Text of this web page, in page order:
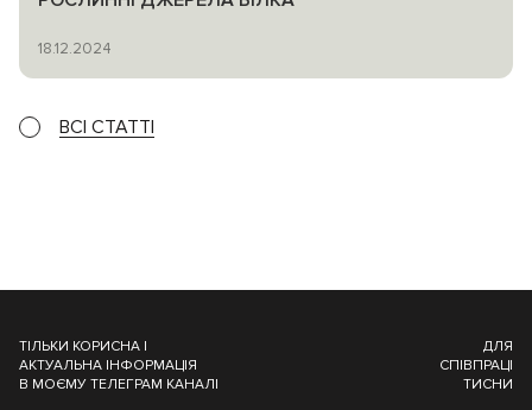
18.12.2024
ВСІ СТАТТІ
ТІЛЬКИ КОРИСНА І
АКТУАЛЬНА ІНФОРМАЦІЯ
В МОЄМУ ТЕЛЕГРАМ КАНАЛІ
ДЛЯ
СПІВПРАЦІ
ТИСНИ